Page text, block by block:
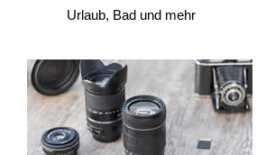
Urlaub, Bad und mehr